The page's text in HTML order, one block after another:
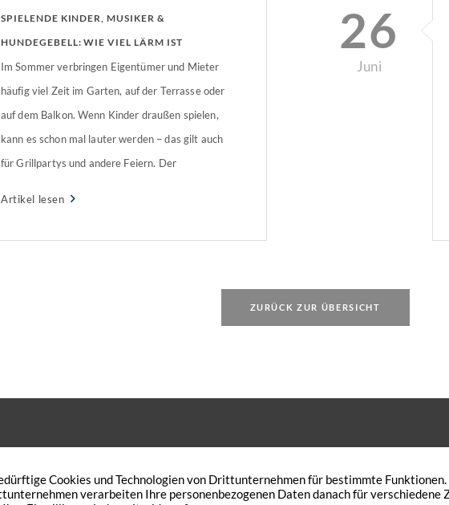
SPIELENDE KINDER, MUSIKER &
HUNDEGEBELL: WIE VIEL LÄRM IST
ERLAUBT?
Im Sommer verbringen Eigentümer und Mieter
häufig viel Zeit im Garten, auf der Terrasse oder
auf dem Balkon. Wenn Kinder draußen spielen,
kann es schon mal lauter werden – das gilt auch
für Grillpartys und andere Feiern. Der
Artikel lesen
26
Juni
ZURÜCK ZUR ÜBERSICHT
Sie haben den Wunsch Ihre Immobilie zu